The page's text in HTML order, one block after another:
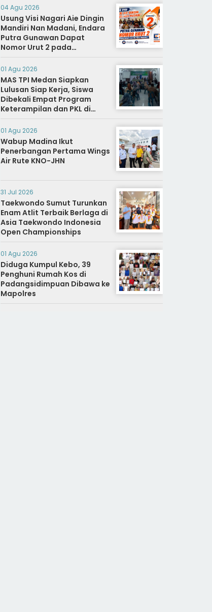
04 Agu 2026
Usung Visi Nagari Aie Dingin
Mandiri Nan Madani, Endara
Putra Gunawan Dapat
Nomor Urut 2 pada
Penetapan Calon Wali
Nagari.
01 Agu 2026
MAS TPI Medan Siapkan
Lulusan Siap Kerja, Siswa
Dibekali Empat Program
Keterampilan dan PKL di
Dunia Industri
01 Agu 2026
Wabup Madina Ikut
Penerbangan Pertama Wings
Air Rute KNO-JHN
31 Jul 2026
Taekwondo Sumut Turunkan
Enam Atlit Terbaik Berlaga di
Asia Taekwondo Indonesia
Open Championships
01 Agu 2026
Diduga Kumpul Kebo, 39
Penghuni Rumah Kos di
Padangsidimpuan Dibawa ke
Mapolres